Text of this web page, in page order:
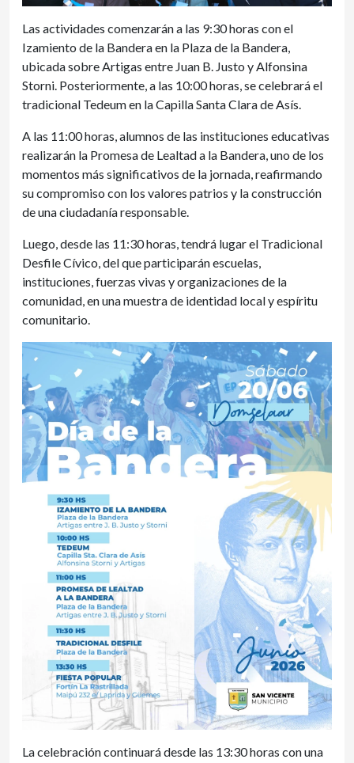
Las actividades comenzarán a las 9:30 horas con el
Izamiento de la Bandera en la Plaza de la Bandera,
ubicada sobre Artigas entre Juan B. Justo y Alfonsina
Storni. Posteriormente, a las 10:00 horas, se celebrará el
tradicional Tedeum en la Capilla Santa Clara de Asís.
A las 11:00 horas, alumnos de las instituciones educativas
realizarán la Promesa de Lealtad a la Bandera, uno de los
momentos más significativos de la jornada, reafirmando
su compromiso con los valores patrios y la construcción
de una ciudadanía responsable.
Luego, desde las 11:30 horas, tendrá lugar el Tradicional
Desfile Cívico, del que participarán escuelas,
instituciones, fuerzas vivas y organizaciones de la
comunidad, en una muestra de identidad local y espíritu
comunitario.
La celebración continuará desde las 13:30 horas con una